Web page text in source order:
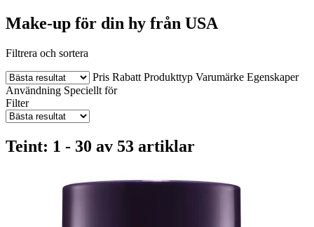
Make-up för din hy från USA
Filtrera och sortera
Pris Rabatt Produkttyp Varumärke Egenskaper
Användning Speciellt för
Filter
Teint: 1 - 30 av 53 artiklar